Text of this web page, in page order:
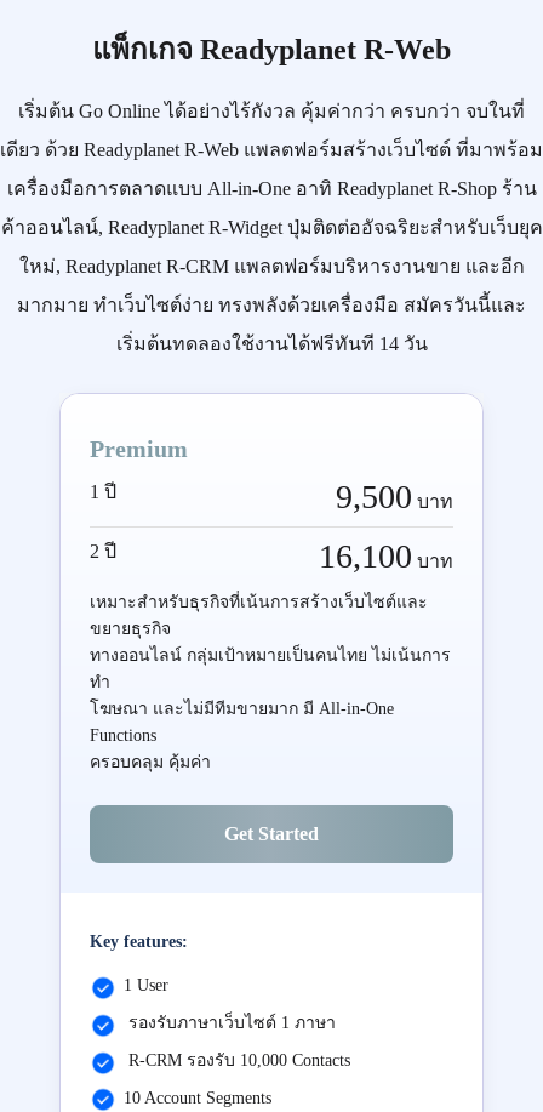
แพ็กเกจ Readyplanet R-Web
เริ่มต้น Go Onlineได้อย่างไร้กังวล คุ้มค่ากว่า ครบกว่า จบในที่
เดียว ด้วย Readyplanet R-Web แพลตฟอร์มสร้างเว็บไซต์ ที่มาพร้อม
เครื่องมือการตลาดแบบ All-in-Oneอาทิ Readyplanet R-Shopร้าน
ค้าออนไลน์, Readyplanet R-Widgetปุ่มติดต่ออัจฉริยะสำหรับเว็บยุค
ใหม่, Readyplanet R-CRMแพลตฟอร์มบริหารงานขาย และอีก
มากมาย ทำเว็บไซต์ง่าย ทรงพลังด้วยเครื่องมือ สมัครวันนี้และ
เริ่มต้นทดลองใช้งานได้ฟรีทันที 14 วัน
Premium
1 ปี 9,500 บาท
2 ปี 16,100 บาท
เหมาะสำหรับธุรกิจที่เน้นการสร้างเว็บไซต์และ
ขยายธุรกิจ
ทางออนไลน์ กลุ่มเป้าหมายเป็นคนไทย ไม่เน้นการ
ทำ
โฆษณา และไม่มีทีมขายมาก มี All-in-One
Functions
ครอบคลุม คุ้มค่า
Get Started
Key features:
1 User
รองรับภาษาเว็บไซต์ 1 ภาษา
R-CRM รองรับ 10,000 Contacts
10 Account Segments